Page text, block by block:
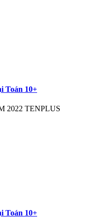
Toán 10+
2022 TENPLUS
Toán 10+